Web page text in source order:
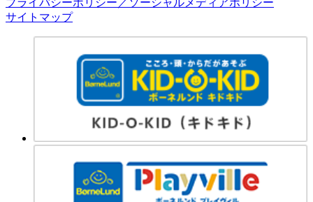
プライバシーポリシー／ソーシャルメディアポリシー
サイトマップ